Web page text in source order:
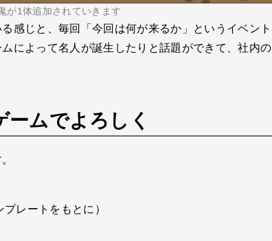
が1体追加されていきます
感じと、毎回「今回は何が来るか」というイベン
によって名人が誕生したりと話題ができて、社内
ームでよろしく
レートをもとに）